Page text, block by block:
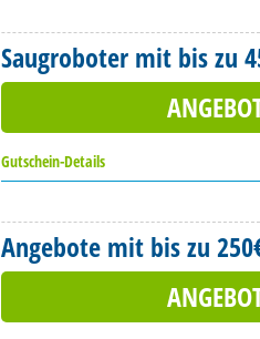
Saugroboter mit bis zu
Gutschein-Details
Angebote mit bis zu